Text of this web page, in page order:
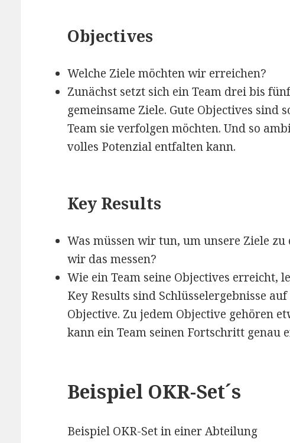
Objectives
Welche Ziele möchten wir erreichen?
Zunächst setzt sich ein Team drei bis
gemeinsame Ziele. Gute Objectives sind
Team sie verfolgen möchten. Und so
volles Potenzial entfalten kann.
Key Results
Was müssen wir tun, um unsere Ziele
wir das messen?
Wie ein Team seine Objectives erreicht,
Key Results sind Schlüsselergebnisse
Objective. Zu jedem Objective gehören
kann ein Team seinen Fortschritt genau
Beispiel OKR-Set´s
Beispiel OKR-Set in einer Abteilung